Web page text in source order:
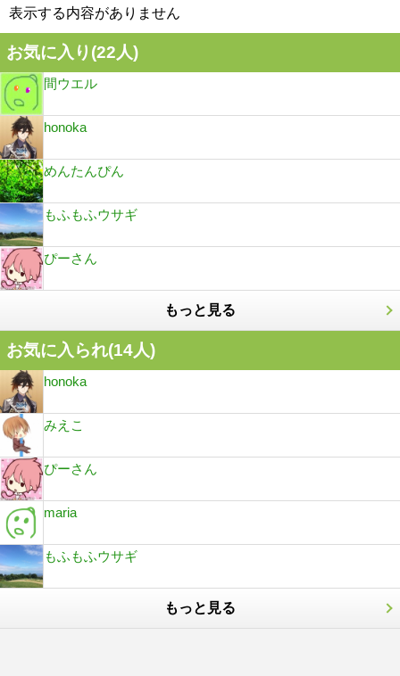
表示する内容がありません
お気に入り(22人)
間ウエル
honoka
めんたんぴん
もふもふウサギ
ぴーさん
もっと見る
お気に入られ(14人)
honoka
みえこ
ぴーさん
maria
もふもふウサギ
もっと見る